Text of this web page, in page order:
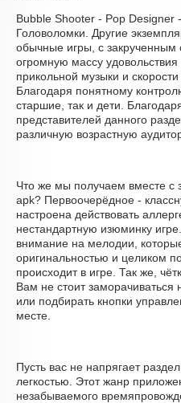
Bubble Shooter - Pop Designer
Головоломки. Другие
обычные игры, с
огромную массу удовольствия
прикольной музыки и
Благодаря понятному
старшие, так и дети.
представителей данного
различную возрастную
Что же мы получаем вместе с
apk? Первоочерёдное -
настроена действовать
нестандартную изюминку
внимание на мелодии,
оригинальностью и целиком
происходит в игре. Так же,
Вам не стоит заморачиваться
или подбирать кнопки
месте.
Пусть вас не напрягает
легкостью. Этот жанр
незабываемого